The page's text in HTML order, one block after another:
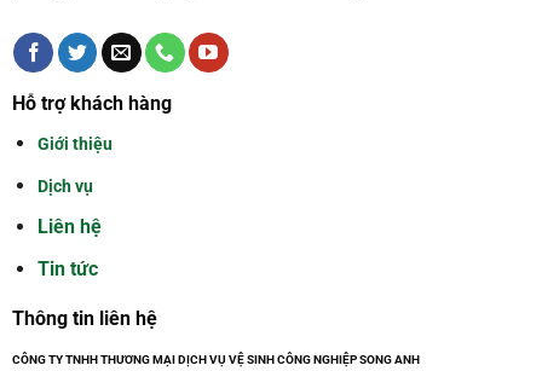
Hỗ trợ khách hàng
Giới thiệu
Dịch vụ
Liên hệ
Tin tức
Thông tin liên hệ
CÔNG TY TNHH THƯƠNG MẠI DỊCH VỤ VỆ SINH CÔNG NGHIỆP SONG ANH